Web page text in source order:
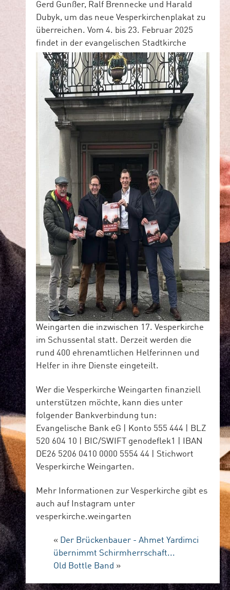
Gerd Gunßer, Ralf Brennecke und Harald
Dubyk, um das neue Vesperkirchenplakat zu
überreichen. Vom 4. bis 23. Februar 2025
findet in der evangelischen Stadtkirche
Weingarten die inzwischen 17. Vesperkirche
im Schussental statt. Derzeit werden die
rund 400 ehrenamtlichen Helferinnen und
Helfer in ihre Dienste eingeteilt.
Wer die Vesperkirche Weingarten finanziell
unterstützen möchte, kann dies unter
folgender Bankverbindung tun:
Evangelische Bank eG | Konto 555 444 | BLZ
520 604 10 | BIC/SWIFT genodeflek1 | IBAN
DE26 5206 0410 0000 5554 44 | Stichwort
Vesperkirche Weingarten.
Mehr Informationen zur Vesperkirche gibt es
auch auf Instagram unter
vesperkirche.weingarten
« Der Brückenbauer - Ahmet Yardimci
übernimmt Schirmherrschaft...
Old Bottle Band »